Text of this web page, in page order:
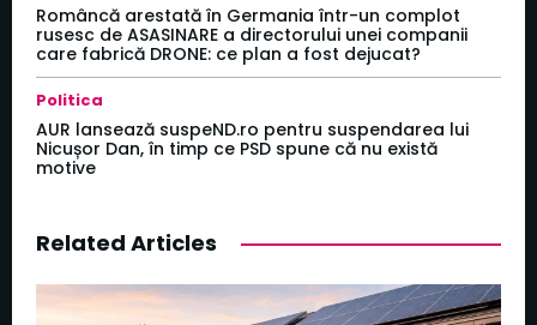
Româncă arestată în Germania într-un complot
rusesc de ASASINARE a directorului unei companii
care fabrică DRONE: ce plan a fost dejucat?
Politica
AUR lansează suspeND.ro pentru suspendarea lui
Nicușor Dan, în timp ce PSD spune că nu există
motive
Related Articles